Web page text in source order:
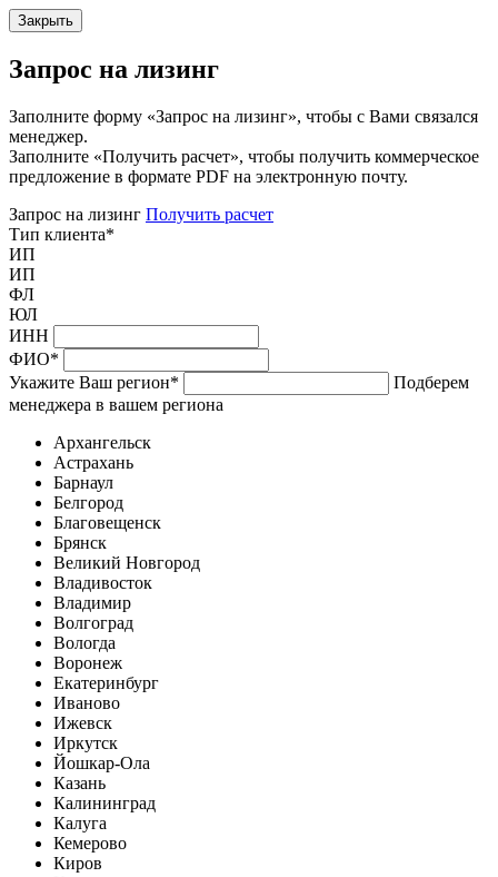
Закрыть
Запрос на лизинг
Заполните форму «Запрос на лизинг», чтобы с Вами связался
менеджер.
Заполните «Получить расчет», чтобы получить коммерческое
предложение в формате PDF на электронную почту.
Запрос на лизинг Получить расчет
Тип клиента*
ИП
ИП
ФЛ
ЮЛ
ИНН
ФИО*
Укажите Ваш регион*
Подберем
менеджера в вашем региона
Архангельск
Астрахань
Барнаул
Белгород
Благовещенск
Брянск
Великий Новгород
Владивосток
Владимир
Волгоград
Вологда
Воронеж
Екатеринбург
Иваново
Ижевск
Иркутск
Йошкар-Ола
Казань
Калининград
Калуга
Кемерово
Киров